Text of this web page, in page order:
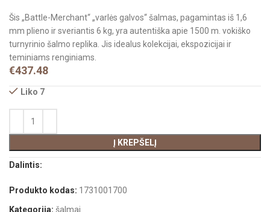
Šis „Battle-Merchant“ „varlės galvos“ šalmas, pagamintas iš 1,6
mm plieno ir sveriantis 6 kg, yra autentiška apie 1500 m. vokiško
turnyrinio šalmo replika. Jis idealus kolekcijai, ekspozicijai ir
teminiams renginiams.
€437.48
Liko 7
Į KREPŠELĮ
Dalintis:
Produkto kodas: 1731001700
Kategorija: šalmai